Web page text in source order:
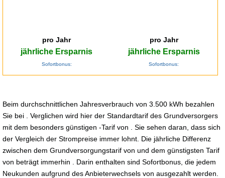
pro Jahr
jährliche Ersparnis
Sofortbonus:
pro Jahr
jährliche Ersparnis
Sofortbonus:
Beim durchschnittlichen Jahresverbrauch von 3.500 kWh bezahlen
Sie bei . Verglichen wird hier der Standardtarif des Grundversorgers
mit dem besonders günstigen -Tarif von . Sie sehen daran, dass sich
der Vergleich der Strompreise immer lohnt. Die jährliche Differenz
zwischen dem Grundversorgungstarif von und dem günstigsten Tarif
von beträgt immerhin . Darin enthalten sind Sofortbonus, die jedem
Neukunden aufgrund des Anbieterwechsels von ausgezahlt werden.